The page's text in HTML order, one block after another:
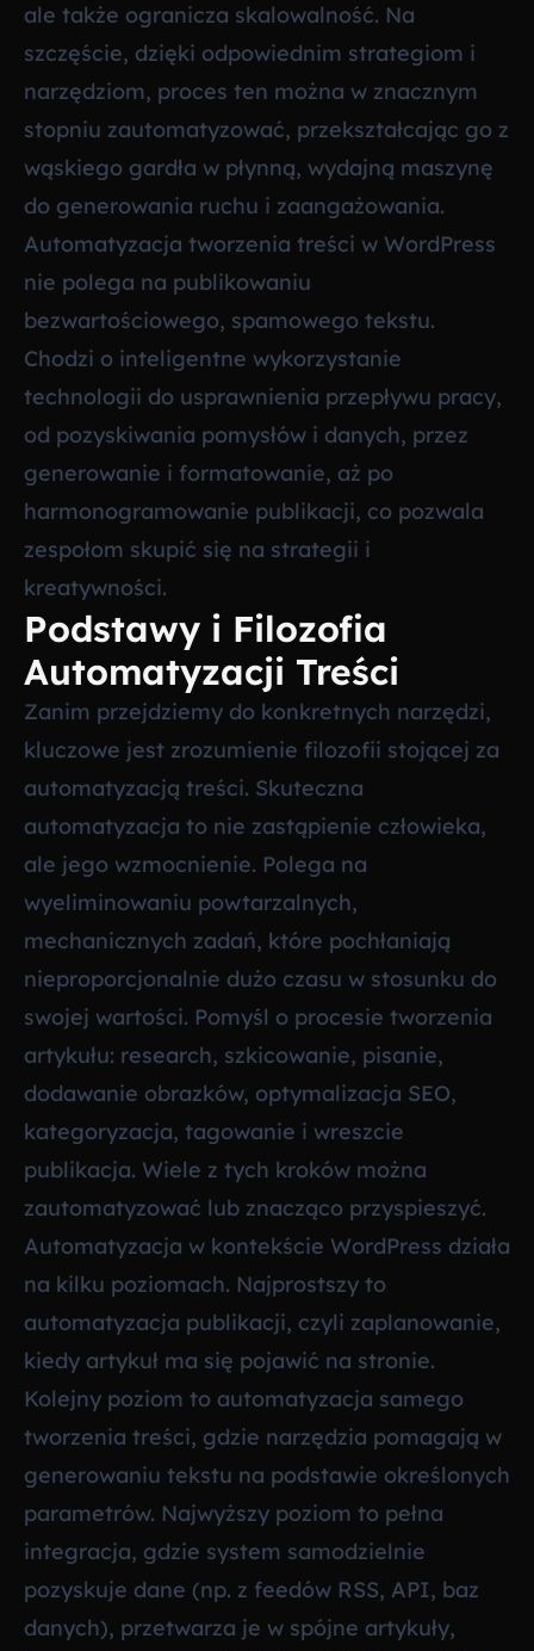
ale także ogranicza skalowalność. Na
szczęście, dzięki odpowiednim strategiom i
narzędziom, proces ten można w znacznym
stopniu zautomatyzować, przekształcając go z
wąskiego gardła w płynną, wydajną maszynę
do generowania ruchu i zaangażowania.
Automatyzacja tworzenia treści w WordPress
nie polega na publikowaniu
bezwartościowego, spamowego tekstu.
Chodzi o inteligentne wykorzystanie
technologii do usprawnienia przepływu pracy,
od pozyskiwania pomysłów i danych, przez
generowanie i formatowanie, aż po
harmonogramowanie publikacji, co pozwala
zespołom skupić się na strategii i
kreatywności.
Podstawy i Filozofia
Automatyzacji Treści
Zanim przejdziemy do konkretnych narzędzi,
kluczowe jest zrozumienie filozofii stojącej za
automatyzacją treści. Skuteczna
automatyzacja to nie zastąpienie człowieka,
ale jego wzmocnienie. Polega na
wyeliminowaniu powtarzalnych,
mechanicznych zadań, które pochłaniają
nieproporcjonalnie dużo czasu w stosunku do
swojej wartości. Pomyśl o procesie tworzenia
artykułu: research, szkicowanie, pisanie,
dodawanie obrazków, optymalizacja SEO,
kategoryzacja, tagowanie i wreszcie
publikacja. Wiele z tych kroków można
zautomatyzować lub znacząco przyspieszyć.
Automatyzacja w kontekście WordPress działa
na kilku poziomach. Najprostszy to
automatyzacja publikacji, czyli zaplanowanie,
kiedy artykuł ma się pojawić na stronie.
Kolejny poziom to automatyzacja samego
tworzenia treści, gdzie narzędzia pomagają w
generowaniu tekstu na podstawie określonych
parametrów. Najwyższy poziom to pełna
integracja, gdzie system samodzielnie
pozyskuje dane (np. z feedów RSS, API, baz
danych), przetwarza je w spójne artykuły,